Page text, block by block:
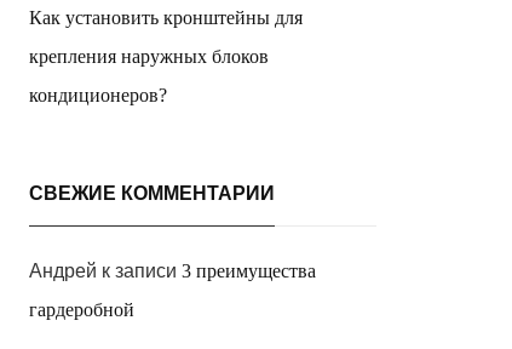
Как установить кронштейны для
крепления наружных блоков
кондиционеров?
СВЕЖИЕ КОММЕНТАРИИ
Андрей к записи 3 преимущества
гардеробной